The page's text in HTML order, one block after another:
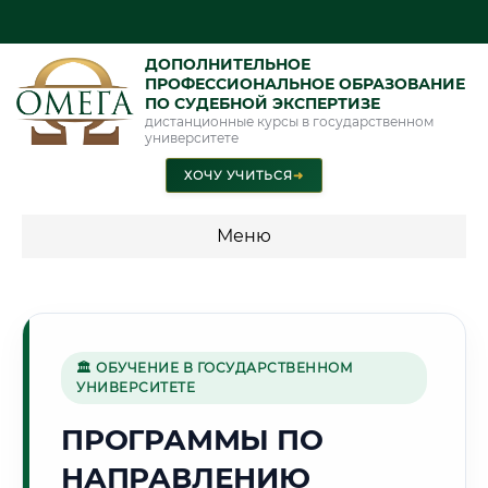
ДОПОЛНИТЕЛЬНОЕ
ПРОФЕССИОНАЛЬНОЕ ОБРАЗОВАНИЕ
ПО СУДЕБНОЙ ЭКСПЕРТИЗЕ
дистанционные курсы в государственном
университете
ХОЧУ УЧИТЬСЯ➜
Меню
специальности"
Стоимость по программам обучения "Судебная экспертиза"
Стоимость по программам обучения "Экспертиза"
🏛 ОБУЧЕНИЕ В ГОСУДАРСТВЕННОМ
УНИВЕРСИТЕТЕ
ПРОГРАММЫ ПО
НАПРАВЛЕНИЮ